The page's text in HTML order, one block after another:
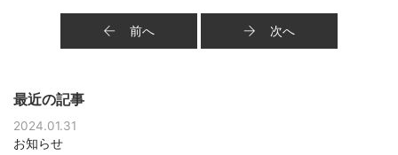
前へ 次へ
最近の記事
2024.01.31
お知らせ